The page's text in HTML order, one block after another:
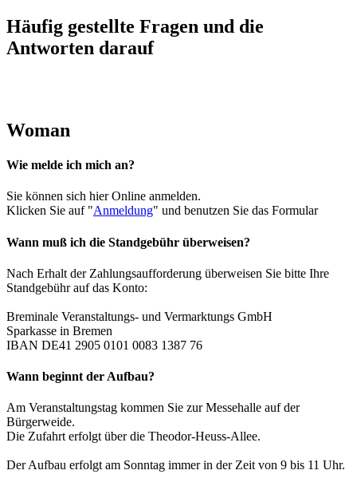
Häufig gestellte Fragen und die
Antworten darauf
Woman
Wie melde ich mich an?
Sie können sich hier Online anmelden.
Klicken Sie auf "Anmeldung" und benutzen Sie das Formular
Wann muß ich die Standgebühr überweisen?
Nach Erhalt der Zahlungsaufforderung überweisen Sie bitte Ihre
Standgebühr auf das Konto:
Breminale Veranstaltungs- und Vermarktungs GmbH
Sparkasse in Bremen
IBAN DE41 2905 0101 0083 1387 76
Wann beginnt der Aufbau?
Am Veranstaltungstag kommen Sie zur Messehalle auf der
Bürgerweide.
Die Zufahrt erfolgt über die Theodor-Heuss-Allee.
Der Aufbau erfolgt am Sonntag immer in der Zeit von 9 bis 11 Uhr.